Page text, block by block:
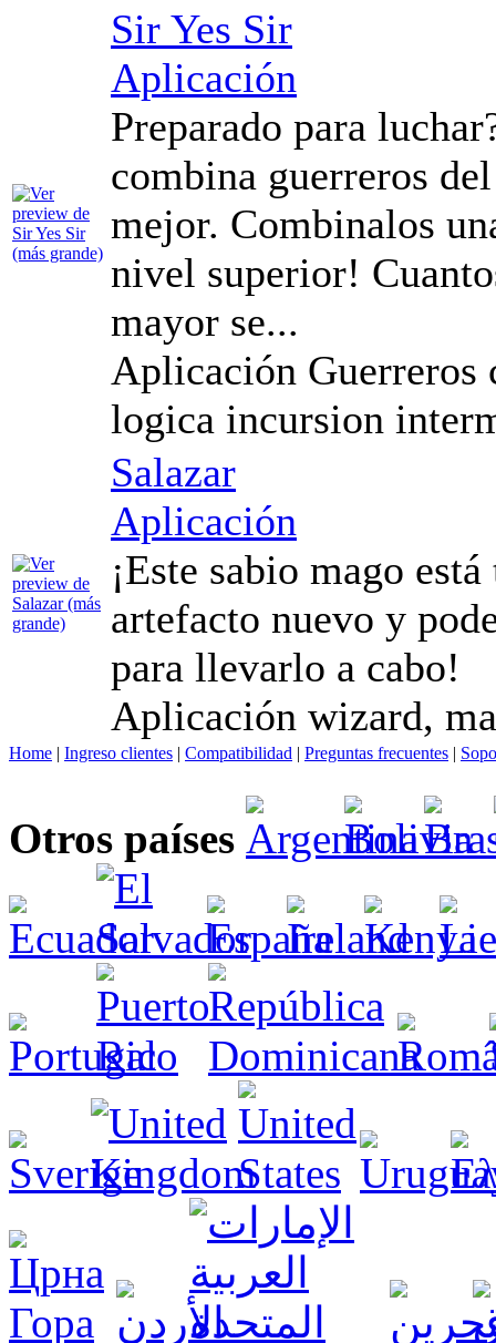
Sir Yes Sir
Aplicación
Preparado para
combina guerreros
mejor. Combinalos
nivel superior!
mayor se...
Aplicación Guerreros
logica incursion
Salazar
Aplicación
¡Este sabio mago
artefacto nuevo y
para llevarlo a cabo!
Aplicación wizard,
Home | Ingreso clientes | Compatibilidad | Preguntas frecuentes |
Otros países